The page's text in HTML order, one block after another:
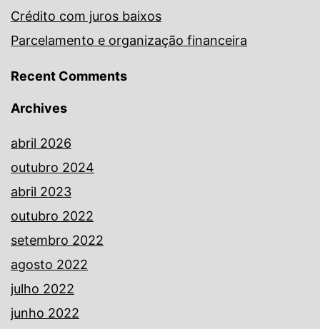
Crédito com juros baixos
Parcelamento e organização financeira
Recent Comments
Archives
abril 2026
outubro 2024
abril 2023
outubro 2022
setembro 2022
agosto 2022
julho 2022
junho 2022